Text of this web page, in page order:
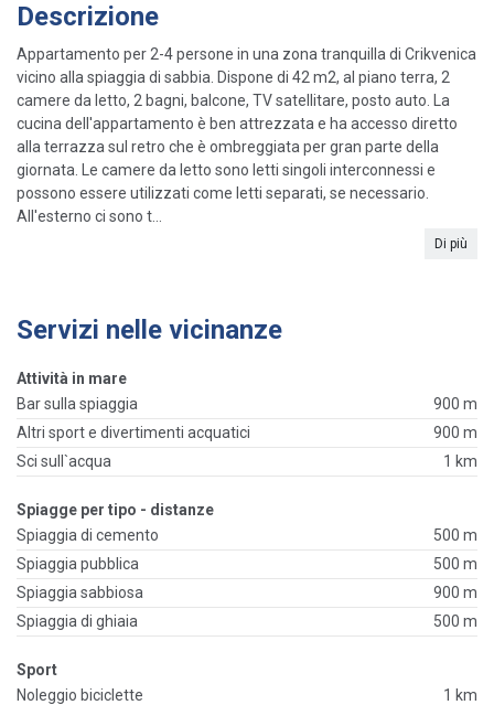
Descrizione
Appartamento per 2-4 persone in una zona tranquilla di Crikvenica
vicino alla spiaggia di sabbia. Dispone di 42 m2, al piano terra, 2
camere da letto, 2 bagni, balcone, TV satellitare, posto auto. La
cucina dell'appartamento è ben attrezzata e ha accesso diretto
alla terrazza sul retro che è ombreggiata per gran parte della
giornata. Le camere da letto sono letti singoli interconnessi e
possono essere utilizzati come letti separati, se necessario.
All'esterno ci sono t...
Di più
Servizi nelle vicinanze
Attività in mare
Bar sulla spiaggia
900 m
Altri sport e divertimenti acquatici
900 m
Sci sull`acqua
1 km
Spiagge per tipo - distanze
Spiaggia di cemento
500 m
Spiaggia pubblica
500 m
Spiaggia sabbiosa
900 m
Spiaggia di ghiaia
500 m
Sport
Noleggio biciclette
1 km